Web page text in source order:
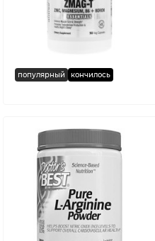
популярный кончилось